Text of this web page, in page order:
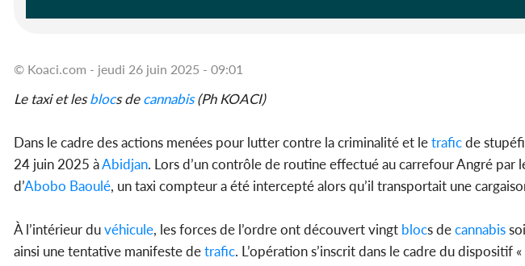
© Koaci.com - jeudi 26 juin 2025 - 09:01
Le taxi et lesblocs decannabis(Ph KOACI)
Dans le cadre des actions menées pour lutter contre la criminalité et letraficde
24 juin 2025 àAbidjan. Lors d’un contrôle de routine effectué au carrefour Angré par
d’Abobo Baoulé, un taxi compteur a été intercepté alors qu’il transportait une
À l’intérieur duvéhicule, les forces de l’ordre ont découvert vingt blocs decannabis
ainsi une tentative manifeste detrafic. L’opération s’inscrit dans le cadre du